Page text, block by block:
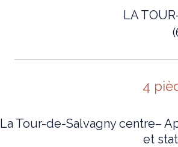
LA
4
La Tour-de-Salvagny centre–
et